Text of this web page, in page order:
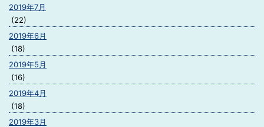
2019年7月
(22)
2019年6月
(18)
2019年5月
(16)
2019年4月
(18)
2019年3月